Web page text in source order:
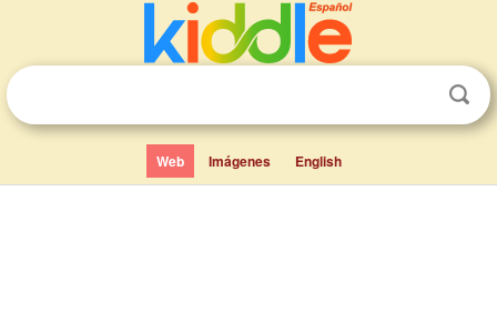
Web Imágenes English